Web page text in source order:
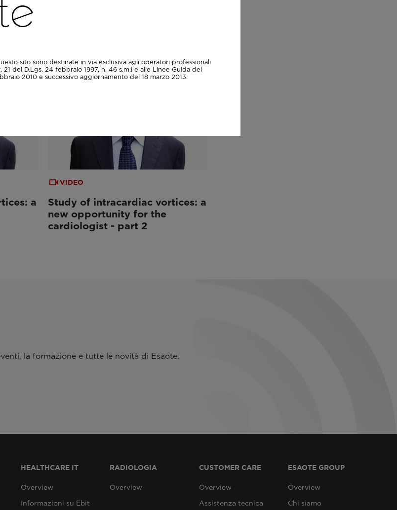
a
VIDEO
Study of intracardiac vortices: a
new opportunity for the
cardiologist - part 2
la formazione e tutte le novità di Esaote.
HEALTHCARE IT
Overview
Informazioni su Ebit
RADIOLOGIA
Overview
CUSTOMER CARE
Overview
Assistenza tecnica
ESAOTE GROUP
Overview
Chi siamo
sito sono destinate in via esclusiva agli operatori professionali
del D.Lgs. 24 febbraio 1997, n. 46 s.m.i e alle Linee Guida del
2010 e successivo aggiornamento del 18 marzo 2013.